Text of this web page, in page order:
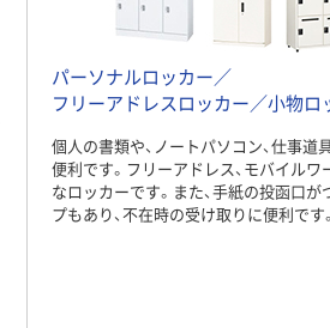
パーソナルロッカー／
フリーアドレスロッカー／小物ロ
個人の書類や、ノートパソコン、仕事道
便利です。フリーアドレス、モバイルワ
なロッカーです。また、手紙の投函口が
プもあり、不在時の受け取りに便利です。